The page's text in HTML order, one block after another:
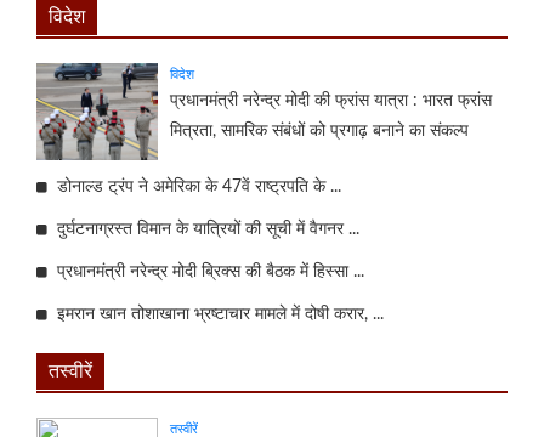
विदेश
विदेश
प्रधानमंत्री नरेन्द्र मोदी की फ्रांस यात्रा : भारत फ्रांस
मित्रता, सामरिक संबंधों को प्रगाढ़ बनाने का संकल्प
डोनाल्ड ट्रंप ने अमेरिका के 47वें राष्ट्रपति के ...
दुर्घटनाग्रस्त विमान के यात्रियों की सूची में वैगनर ...
प्रधानमंत्री नरेन्द्र मोदी ब्रिक्स की बैठक में हिस्सा ...
इमरान खान तोशाखाना भ्रष्टाचार मामले में दोषी करार, ...
तस्वीरें
तस्वीरें